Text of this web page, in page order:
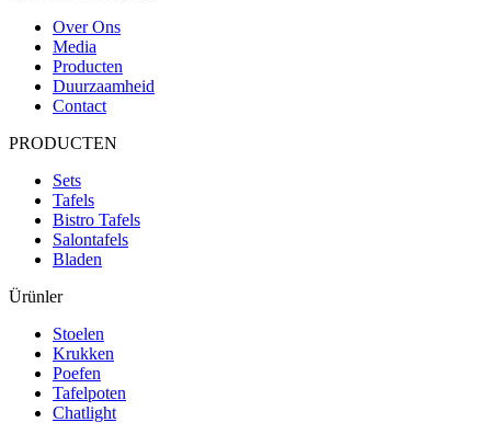
Over Ons
Media
Producten
Duurzaamheid
Contact
PRODUCTEN
Sets
Tafels
Bistro Tafels
Salontafels
Bladen
Ürünler
Stoelen
Krukken
Poefen
Tafelpoten
Chatlight